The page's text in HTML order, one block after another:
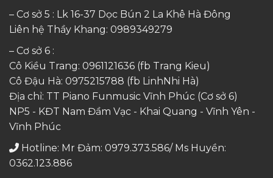
– Cơ sở 5 : Lk 16-37 Dọc Bún 2 La Khê Hà Đông
Liên hệ Thầy Khang: 0989349279
– Cơ sở 6 :
Cô Kiều Trang: 0961121636 (fb Trang Kieu)
Cô Đậu Hà: 0975215788 (fb LinhNhi Hà)
Địa chỉ: TT Piano Funmusic Vĩnh Phúc (Cơ sở 6)
NP5 - KĐT Nam Đầm Vạc - Khai Quang - Vĩnh Yên -
Vĩnh Phúc
Hotline: Mr Đảm: 0979.373.586/ Ms Huyền:
0362.123.886